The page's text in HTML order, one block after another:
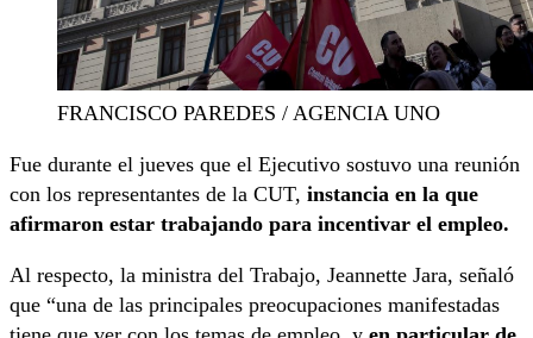
FRANCISCO PAREDES / AGENCIA UNO
Fue durante el jueves que el Ejecutivo sostuvo una reunión
con los representantes de la CUT, instancia en la que
afirmaron estar trabajando para incentivar el empleo.
Al respecto, la ministra del Trabajo, Jeannette Jara, señaló
que “una de las principales preocupaciones manifestadas